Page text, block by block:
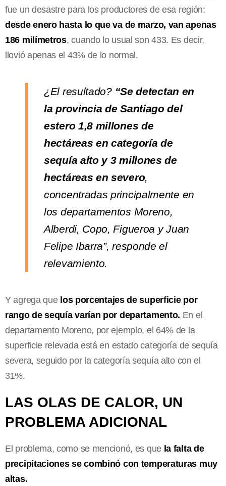
fue un desastre para los productores de esa región:
desde enero hasta lo que va de marzo, van apenas
186 milímetros, cuando lo usual son 433. Es decir,
llovió apenas el 43% de lo normal.
¿El resultado?“Se detectan en
la provincia de Santiago del
estero 1,8 millones de
hectáreas en categoría de
sequía alto y 3 millones de
hectáreas en severo,
concentradas principalmente en
los departamentos Moreno,
Alberdi, Copo, Figueroa y Juan
Felipe Ibarra”, responde el
relevamiento.
Y agrega quelos porcentajes de superficie por
rango de sequía varían por departamento. En el
departamento Moreno, por ejemplo, el 64% de la
superficie relevada está en estado categoría de sequía
severa, seguido por la categoría sequía alto con el
31%.
LAS OLAS DE CALOR, UN
PROBLEMA ADICIONAL
El problema, como se mencionó, es quela falta de
precipitaciones se combinó con temperaturas muy
altas.